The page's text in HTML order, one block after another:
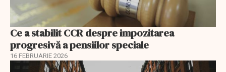
Ce a stabilit CCR despre impozitarea
progresivă a pensiilor speciale
16 FEBRUARIE 2026